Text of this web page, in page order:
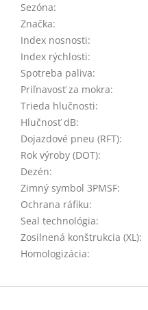
Sezóna:
Značka:
Index nosnosti:
Index rýchlosti:
Spotreba paliva:
Priľnavosť za mokra:
Trieda hlučnosti:
Hlučnosť dB:
Dojazdové pneu (RFT):
Rok výroby (DOT):
Dezén:
Zimný symbol 3PMSF:
Ochrana ráfiku:
Seal technológia:
Zosilnená konštrukcia (XL):
Homologizácia:
Z